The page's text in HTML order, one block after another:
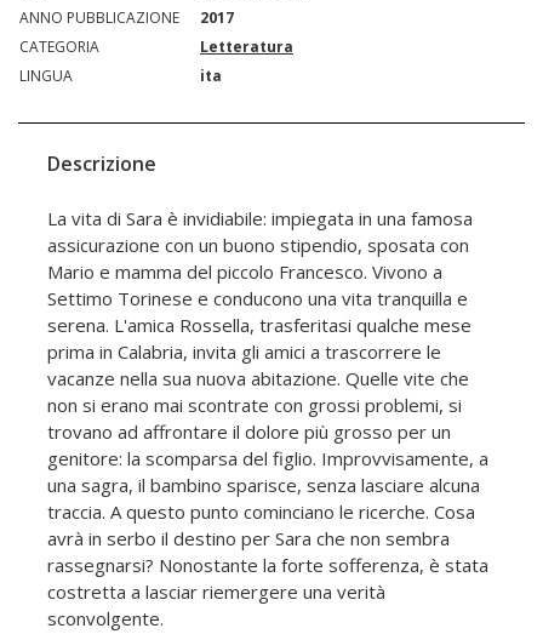
ANNO PUBBLICAZIONE
2017
CATEGORIA
Letteratura
LINGUA
ita
Descrizione
La vita di Sara è invidiabile: impiegata in una famosa
assicurazione con un buono stipendio, sposata con
Mario e mamma del piccolo Francesco. Vivono a
Settimo Torinese e conducono una vita tranquilla e
serena. L'amica Rossella, trasferitasi qualche mese
prima in Calabria, invita gli amici a trascorrere le
vacanze nella sua nuova abitazione. Quelle vite che
non si erano mai scontrate con grossi problemi, si
trovano ad affrontare il dolore più grosso per un
genitore: la scomparsa del figlio. Improvvisamente, a
una sagra, il bambino sparisce, senza lasciare alcuna
traccia. A questo punto cominciano le ricerche. Cosa
avrà in serbo il destino per Sara che non sembra
rassegnarsi? Nonostante la forte sofferenza, è stata
costretta a lasciar riemergere una verità
sconvolgente.